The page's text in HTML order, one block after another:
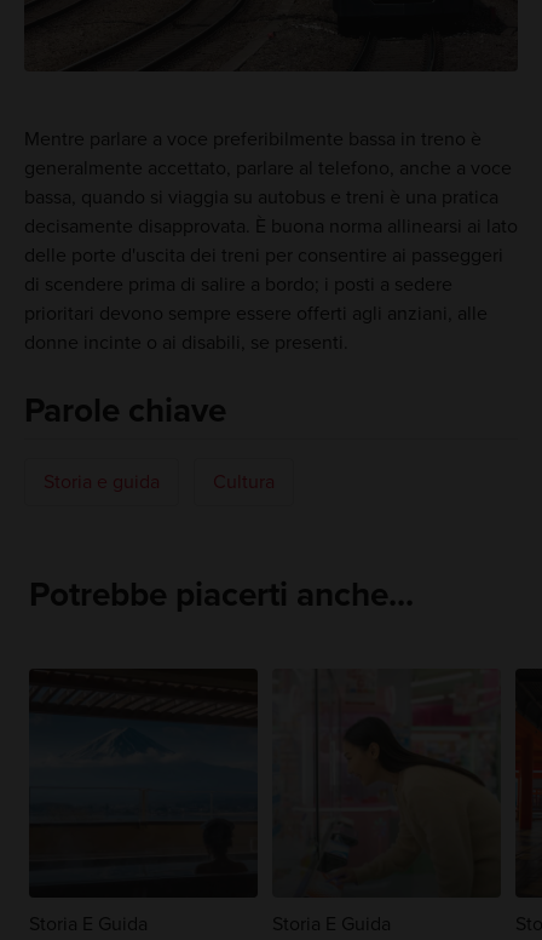
Mentre parlare a voce preferibilmente bassa in treno è
generalmente accettato, parlare al telefono, anche a voce
bassa, quando si viaggia su autobus e treni è una pratica
decisamente disapprovata. È buona norma allinearsi ai lato
delle porte d'uscita dei treni per consentire ai passeggeri
di scendere prima di salire a bordo; i posti a sedere
prioritari devono sempre essere offerti agli anziani, alle
donne incinte o ai disabili, se presenti.
Parole chiave
Storia e guida Cultura
Potrebbe piacerti anche...
Storia E Guida
Storia E Guida